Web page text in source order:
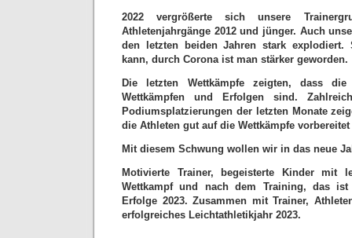
2022 vergrößerte sich unsere
Athletenjahrgänge 2012 und jünger. Auch
den letzten beiden Jahren stark explodiert.
kann, durch Corona ist man stärker geworden.
Die letzten Wettkämpfe zeigten, dass
Wettkämpfen und Erfolgen sind.
Podiumsplatzierungen der letzten Monate
die Athleten gut auf die Wettkämpfe vorbereitet
Mit diesem Schwung wollen wir in das neue
Motivierte Trainer, begeisterte Kinder mit
Wettkampf und nach dem Training, das
Erfolge 2023. Zusammen mit Trainer,
erfolgreiches Leichtathletikjahr 2023.